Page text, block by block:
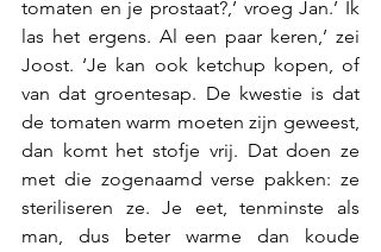
tomaten en je prostaat?,’ vroeg Jan.’ Ik
las het ergens. Al een paar keren,’ zei
Joost. ‘Je kan ook ketchup kopen, of
van dat groentesap. De kwestie is dat
de tomaten warm moeten zijn geweest,
dan komt het stofje vrij. Dat doen ze
met die zogenaamd verse pakken: ze
steriliseren ze. Je eet, tenminste als
man, dus beter warme dan koude